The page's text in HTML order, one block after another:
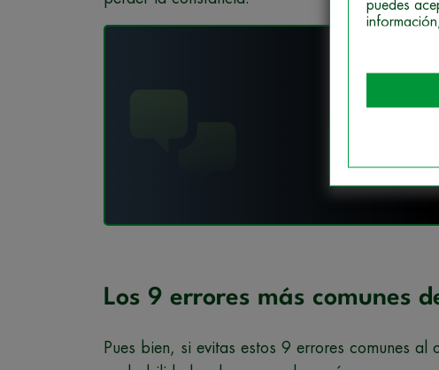
Los 9 errores más comunes
Pues bien, si evitas estos 9 errores comunes
puedes